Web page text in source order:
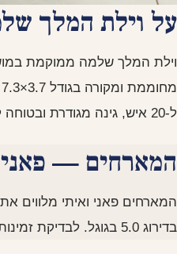
על וילת המלך
ל-20 איש, גינה מגודרת ובטוחה לילדים, שולחן סנוקר, פינג-פונג וכדורסל בבריכה.
המארחים — פאני
בדירוג 5.0 בגוגל. לבדיקת זמינות ומחיר השאירו פרטים בטופס או כתבו לנו בוואטסאפ.